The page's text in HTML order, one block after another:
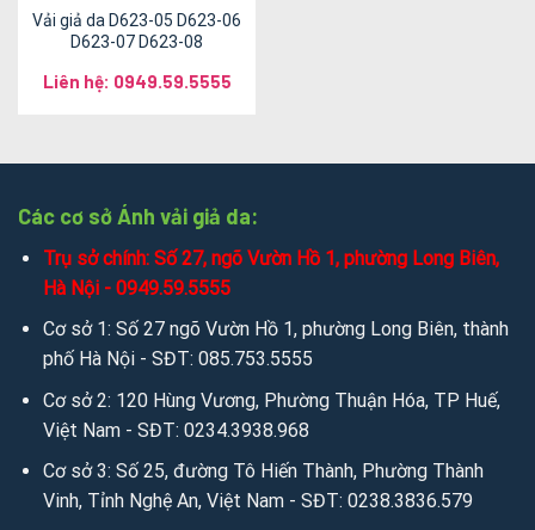
Vải giả da D623-05 D623-06
D623-07 D623-08
Liên hệ: 0949.59.5555
Các cơ sở Ánh vải giả da:
Trụ sở chính: Số 27, ngõ Vườn Hồ 1, phường Long Biên,
Hà Nội - 0949.59.5555
Cơ sở 1: Số 27 ngõ Vườn Hồ 1, phường Long Biên, thành
phố Hà Nội - SĐT: 085.753.5555
Cơ sở 2: 120 Hùng Vương, Phường Thuận Hóa, TP Huế,
Việt Nam - SĐT: 0234.3938.968
Cơ sở 3: Số 25, đường Tô Hiến Thành, Phường Thành
Vinh, Tỉnh Nghệ An, Việt Nam - SĐT: 0238.3836.579